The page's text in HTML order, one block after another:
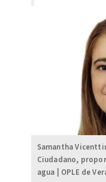
Samantha
Ciudadano,
agua | OPLE de